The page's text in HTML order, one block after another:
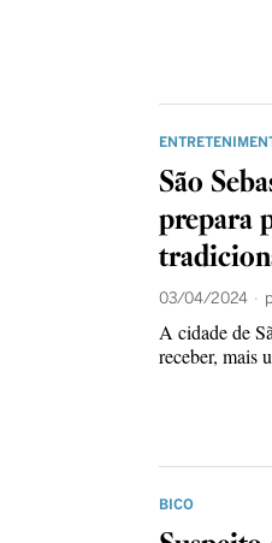
São
prepara
03/04/2024
A cidade de
receber, mais
BICO